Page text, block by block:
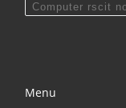
Computer rscit
Menu